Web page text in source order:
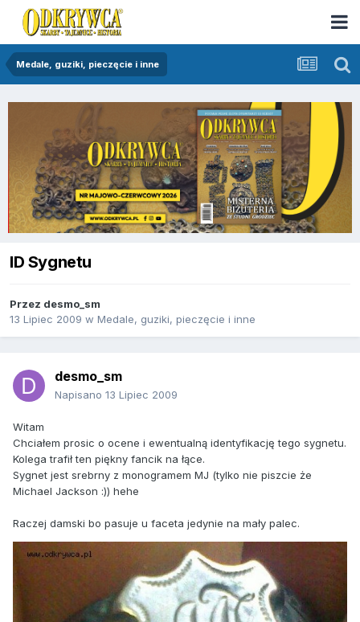
Medale, guziki, pieczęcie i inne
ID Sygnetu
Przez desmo_sm
13 Lipiec 2009 w Medale, guziki, pieczęcie i inne
desmo_sm
Napisano 13 Lipiec 2009
Witam
Chciałem prosic o ocene i ewentualną identyfikację tego sygnetu.
Kolega trafił ten piękny fancik na łące.
Sygnet jest srebrny z monogramem MJ (tylko nie piszcie że
Michael Jackson :)) hehe
Raczej damski bo pasuje u faceta jedynie na mały palec.